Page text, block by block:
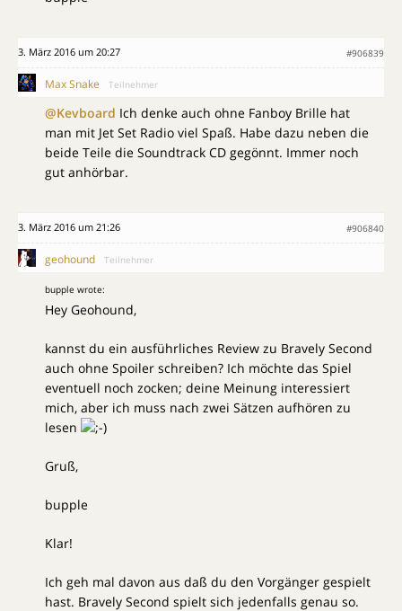
3. März 2016 um 20:27 #906839
Max Snake Teilnehmer
@Kevboard Ich denke auch ohne Fanboy Brille hat
man mit Jet Set Radio viel Spaß. Habe dazu neben die
beide Teile die Soundtrack CD gegönnt. Immer noch
gut anhörbar.
3. März 2016 um 21:26 #906840
geohound Teilnehmer
bupple wrote:
Hey Geohound,
kannst du ein ausführliches Review zu Bravely Second
auch ohne Spoiler schreiben? Ich möchte das Spiel
eventuell noch zocken; deine Meinung interessiert
mich, aber ich muss nach zwei Sätzen aufhören zu
lesen
Gruß,
bupple
Klar!
Ich geh mal davon aus daß du den Vorgänger gespielt
hast. Bravely Second spielt sich jedenfalls genau so.